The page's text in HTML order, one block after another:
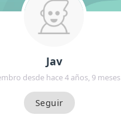
Jav
desde hace 4 años, 9 meses